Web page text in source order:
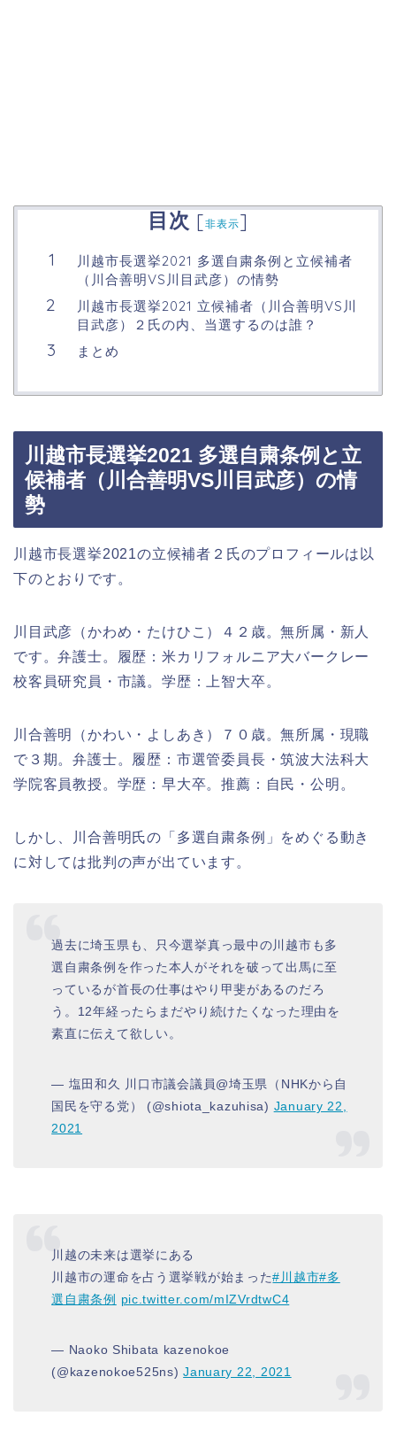
目次 [非表示]
川越市長選挙2021 多選自粛条例と立候補者
（川合善明VS川目武彦）の情勢
川越市長選挙2021 立候補者（川合善明VS川
目武彦）２氏の内、当選するのは誰？
まとめ
川越市長選挙2021 多選自粛条例と立
候補者（川合善明VS川目武彦）の情
勢
川越市長選挙2021の立候補者２氏のプロフィールは以
下のとおりです。
川目武彦（かわめ・たけひこ）４２歳。無所属・新人
です。弁護士。履歴：米カリフォルニア大バークレー
校客員研究員・市議。学歴：上智大卒。
川合善明（かわい・よしあき）７０歳。無所属・現職
で３期。弁護士。履歴：市選管委員長・筑波大法科大
学院客員教授。学歴：早大卒。推薦：自民・公明。
しかし、川合善明氏の「多選自粛条例」をめぐる動き
に対しては批判の声が出ています。
過去に埼玉県も、只今選挙真っ最中の川越市も多
選自粛条例を作った本人がそれを破って出馬に至
っているが首長の仕事はやり甲斐があるのだろ
う。12年経ったらまだやり続けたくなった理由を
素直に伝えて欲しい。
— 塩田和久 川口市議会議員@埼玉県（NHKから自
国民を守る党） (@shiota_kazuhisa) January 22,
2021
川越の未来は選挙にある
川越市の運命を占う選挙戦が始まった#川越市#多
選自粛条例
pic.twitter.com/mIZVrdtwC4
— Naoko Shibata kazenokoe
(@kazenokoe525ns)January 22, 2021